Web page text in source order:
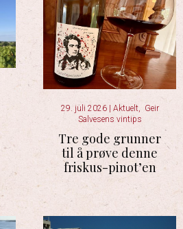
29. juli 2026 Aktuelt, Geir
Salvesens vintips
Tre gode grunner
til å prøve denne
friskus-pinot’en